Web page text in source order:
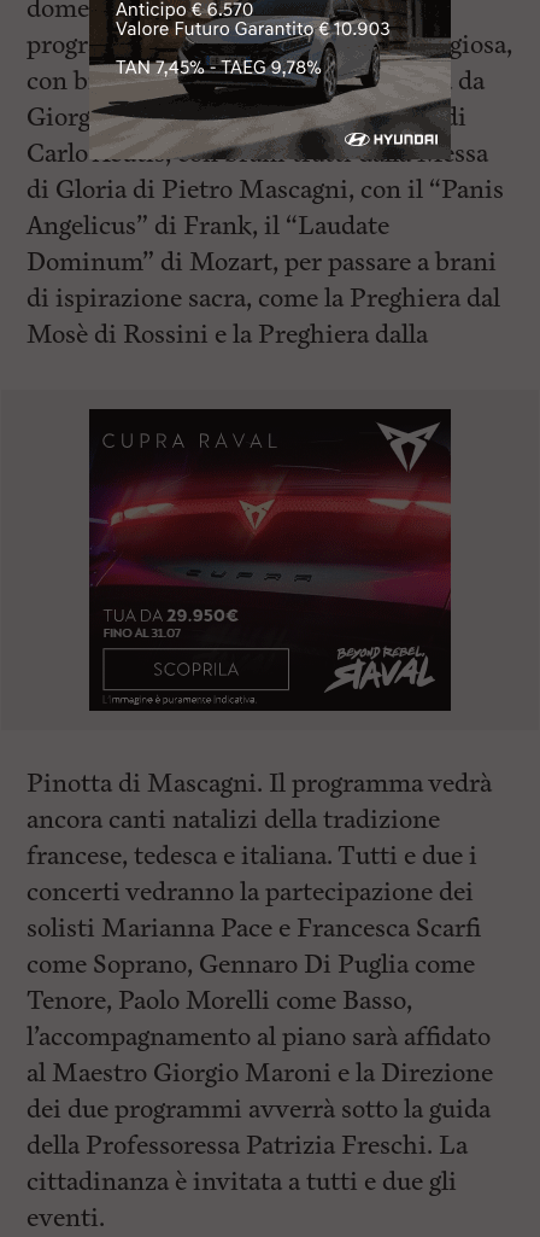
domenica 4 gennaio alle ore 17. Qui il
programma avrà un’impronta più religiosa,
con brani tratti dalla Messa composta da
Giorgio Maroni per la santificazione di
Carlo Acutis, con brani tratti dalla Messa
di Gloria di Pietro Mascagni, con il “Panis
Angelicus” di Frank, il “Laudate
Dominum” di Mozart, per passare a brani
di ispirazione sacra, come la Preghiera dal
Mosè di Rossini e la Preghiera dalla
Pinotta di Mascagni. Il programma vedrà
ancora canti natalizi della tradizione
francese, tedesca e italiana. Tutti e due i
concerti vedranno la partecipazione dei
solisti Marianna Pace e Francesca Scarfi
come Soprano, Gennaro Di Puglia come
Tenore, Paolo Morelli come Basso,
l’accompagnamento al piano sarà affidato
al Maestro Giorgio Maroni e la Direzione
dei due programmi avverrà sotto la guida
della Professoressa Patrizia Freschi. La
cittadinanza è invitata a tutti e due gli
eventi.